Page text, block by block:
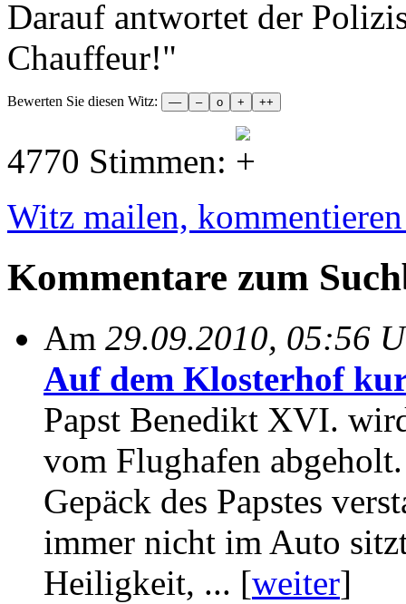
Darauf antwortet der
Chauffeur!"
Bewerten Sie diesen Witz:
4770 Stimmen:
Witz mailen,
Kommentare zum
Am 29.09.2010, 05:56
Auf dem Klosterhof
Papst Benedikt XVI.
vom Flughafen
Gepäck des Papstes
immer nicht im Auto
Heiligkeit, ... [weiter]